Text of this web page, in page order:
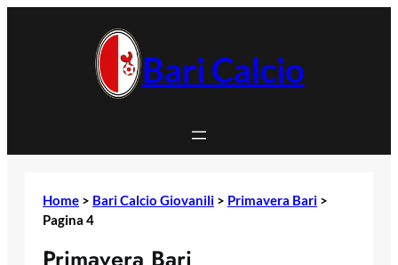
Bari Calcio
Home > Bari Calcio Giovanili > Primavera Bari >
Pagina 4
Primavera Bari